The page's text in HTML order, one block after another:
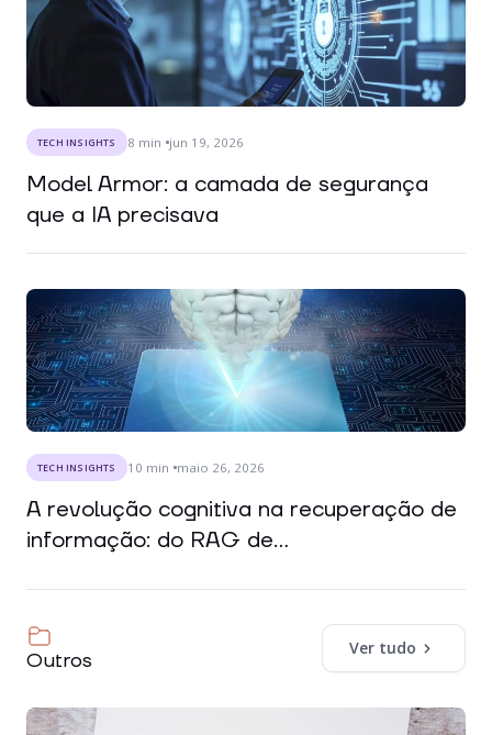
TECH INSIGHTS 8 min jun 19, 2026
Model Armor: a camada de segurança
que a IA precisava
TECH INSIGHTS 10 min maio 26, 2026
A revolução cognitiva na recuperação de
informação: do RAG de...
Outros
Ver tudo